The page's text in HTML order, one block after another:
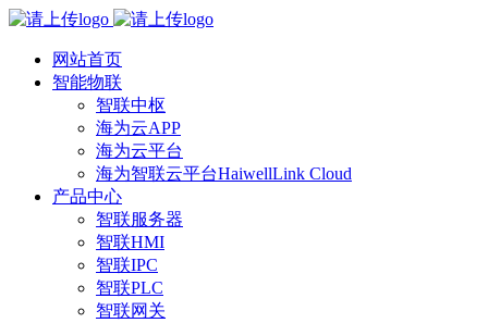
网站首页
智能物联
智联中枢
海为云APP
海为云平台
海为智联云平台HaiwellLink Cloud
产品中心
智联服务器
智联HMI
智联IPC
智联PLC
智联网关